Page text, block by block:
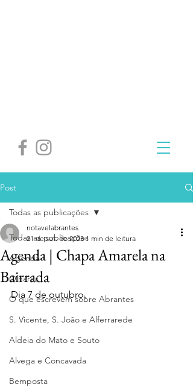
Post
Todas as publicações
Agenda
Olhares
O que escrevem sobre Abrantes
S. Vicente, S. João e Alferrarede
Aldeia do Mato e Souto
Alvega e Concavada
Bemposta
Todas as publicações
Agenda | Chapa Amarela na
Bairrada
notavelabrantes
21 de set. de 2023 1 min de leitura
Dia 7 de outubro.